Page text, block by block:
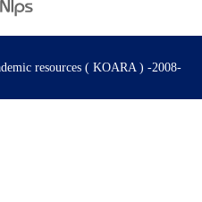
resources ( KOARA ) -2008-